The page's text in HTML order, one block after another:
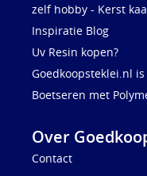
zelf hobby - Kerst
Inspiratie Blog
Uv Resin kopen?
Goedkoopsteklei.nl
Boetseren met
Over
Contact